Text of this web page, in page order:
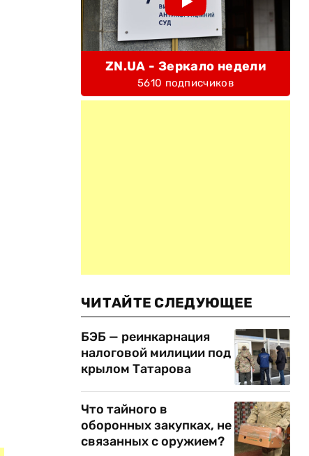
ZN.UA - Зеркало недели
5610 подписчиков
ЧИТАЙТЕ СЛЕДУЮЩЕЕ
БЭБ — реинкарнация
налоговой милиции под
крылом Татарова
Что тайного в
оборонных закупках, не
связанных с оружием?